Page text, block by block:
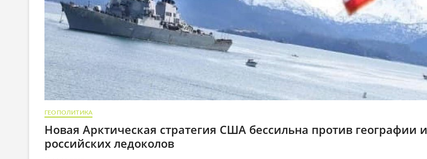
ГЕОПОЛИТИКА
Новая Арктическая стратегия США бессильна против географии и
российских ледоколов